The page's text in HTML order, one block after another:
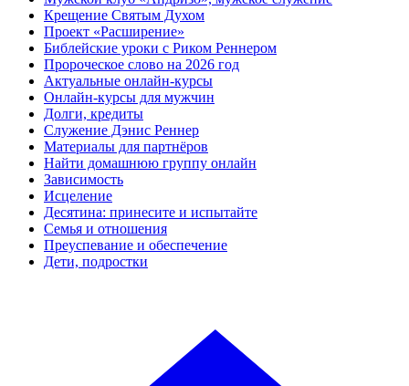
Крещение Святым Духом
Проект «Расширение»
Библейские уроки с Риком Реннером
Пророческое слово на 2026 год
Актуальные онлайн-курсы
Онлайн-курсы для мужчин
Долги, кредиты
Служение Дэнис Реннер
Материалы для партнёров
Найти домашнюю группу онлайн
Зависимость
Исцеление
Десятина: принесите и испытайте
Семья и отношения
Преуспевание и обеспечение
Дети, подростки